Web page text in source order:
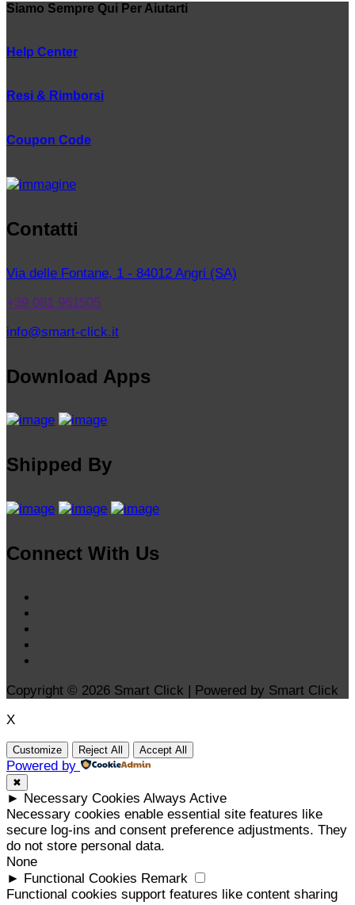
Siamo Sempre Qui Per Aiutarti
Help Center
Resi & Rimborsi
Coupon Code
Contatti
Via delle Fontane, 1 - 84012 Angri (SA)
+39 081 961505
info@smart-click.it
Download Apps
Shipped By
Connect With Us
Copyright © 2026 Smart Click | Powered by Smart Click
X
Customize Reject All Accept All
Powered by
✖
► Necessary Cookies Always Active
Necessary cookies enable essential site features like
secure log-ins and consent preference adjustments. They
do not store personal data.
None
► Functional Cookies Remark
Functional cookies support features like content sharing